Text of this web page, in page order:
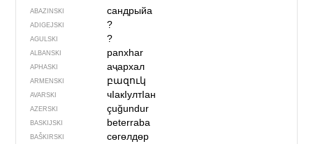
ABAZINSKI сандрыйа
ADIGEJSKI ?
AGULSKI ?
ALBANSKI panxhar
APHASKI аҷархал
ARMENSKI բազուկ
AVARSKI чIакIултIан
AZERSKI çuğundur
BASKIJSKI beterraba
BAŠKIRSKI сөгөлдөр